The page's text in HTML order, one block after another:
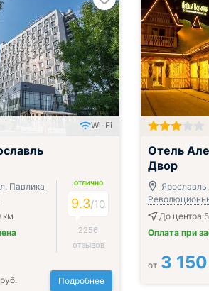
Wi-Fi
Павлика
км
ОТЛИЧНО
9.3/10
2256
отзывов
руб. Подробнее
Отель
Двор
Ярославль,
До центра
Оплата при
от 3 150